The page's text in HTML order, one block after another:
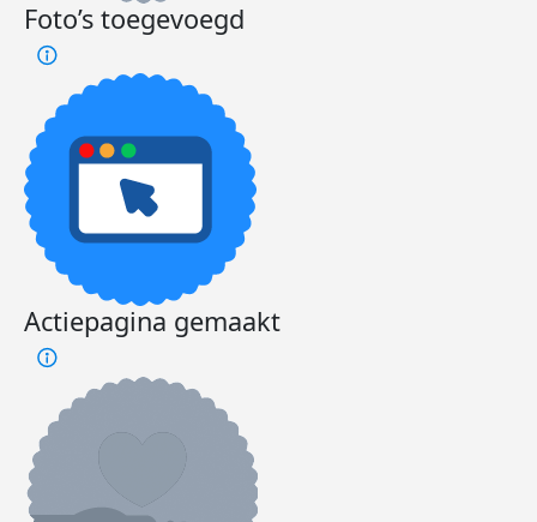
Foto’s toegevoegd
Actiepagina gemaakt